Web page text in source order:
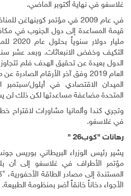
غلاسغو في نهاية أكتوبر الماضي.
في عام 2009 في مؤتمر
قيمة المساعدة إلى دول الجنوب في
التكيف وخفض الانبعاثات. وبعد عشر
العام 2019 وفق آخر الأرقام
الميدان الاقتصادي في أيلول/سبتمبر
المتحدة مضاعفة مساعدتها لكن ذلك لن
في غلاسغو.
رهانات "كوب26 "
يشير رئيس الوزراء البريطاني بوريس
مؤتمر الأطراف في غلاسغو إلى أن
المستندة إلى مصادر الطاقة
الأجواء دخاناً خانقاً أضر بمنظومة الطبيعة.